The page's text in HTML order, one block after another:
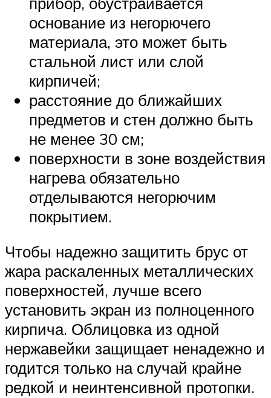
основание из негорючего
материала, это может быть
стальной лист или слой
кирпичей;
расстояние до ближайших
предметов и стен должно быть
не менее 30 см;
поверхности в зоне воздействия
нагрева обязательно
отделываются негорючим
покрытием.
Чтобы надежно защитить брус от
жара раскаленных металлических
поверхностей, лучше всего
установить экран из полноценного
кирпича. Облицовка из одной
нержавейки защищает ненадежно и
годится только на случай крайне
редкой и неинтенсивной протопки.